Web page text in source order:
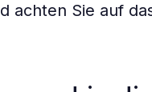
achten Sie auf